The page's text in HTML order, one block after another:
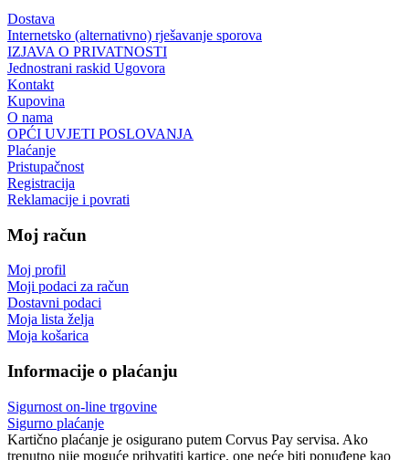
Dostava
Internetsko (alternativno) rješavanje sporova
IZJAVA O PRIVATNOSTI
Jednostrani raskid Ugovora
Kontakt
Kupovina
O nama
OPĆI UVJETI POSLOVANJA
Plaćanje
Pristupačnost
Registracija
Reklamacije i povrati
Moj račun
Moj profil
Moji podaci za račun
Dostavni podaci
Moja lista želja
Moja košarica
Informacije o plaćanju
Sigurnost on-line trgovine
Sigurno plaćanje
Kartično plaćanje je osigurano putem Corvus Pay servisa. Ako
trenutno nije moguće prihvatiti kartice, one neće biti ponuđene kao